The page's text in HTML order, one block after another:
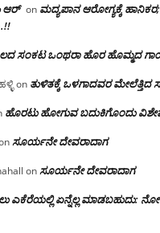
ಆರ್ on ಮದ್ಯಪಾನ ಆರೋಗ್ಯಕ್ಕೆ
ಸಂಕಟ ಒಂಥರಾ ಹೊರ ಹೊಮ್ಮದ
on ತುಳಿತಕ್ಕೆ ಒಳಗಾದವರ ಮೇಲೆತ್ತಿದ
ಹೊರಟು ಹೋಗುವ ಬದುಕಿಗೊಂದು
ಸೂರ್ಯನೇ ದೇವರಾದಾಗ
onಸೂರ್ಯನೇ ದೇವರಾದಾಗ
ಎಕೆರೆಯಲ್ಲಿ ಏನ್ನೆಲ್ಲ‌ ಮಾಡಬಹುದು: